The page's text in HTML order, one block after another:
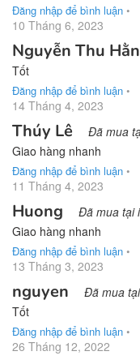
Đăng nhập để bình luận •
10 Tháng 6, 2023
Nguyễn Thu
Tốt
Đăng nhập để bình luận •
14 Tháng 4, 2023
Thúy Lê Đã mua
Giao hàng nhanh
Đăng nhập để bình luận •
11 Tháng 4, 2023
Huong Đã mua tại
Giao hàng nhanh
Đăng nhập để bình luận •
13 Tháng 3, 2023
nguyen Đã mua
Tốt
Đăng nhập để bình luận •
26 Tháng 12, 2022